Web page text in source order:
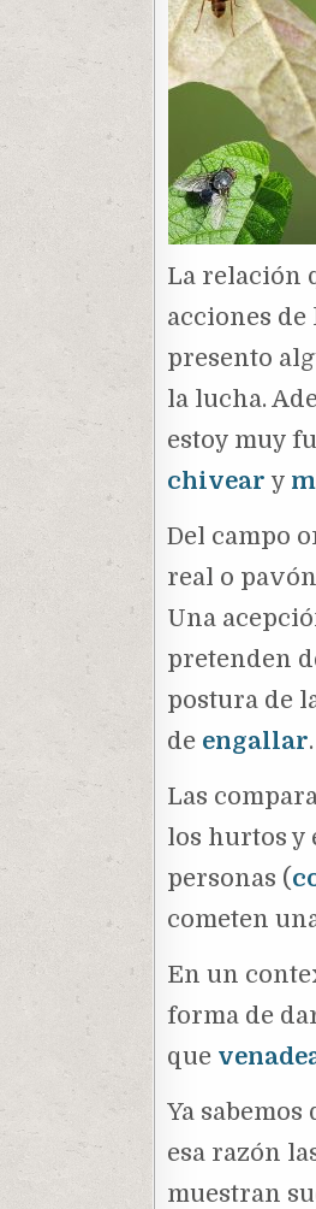
La relación
acciones de
presento
la lucha.
estoy muy
chivear y
Del campo
real o
Una
pretenden
postura de
de engallar
Las
los hurtos y
personas (
cometen
En un
forma de
que
Ya
esa razón
muestran